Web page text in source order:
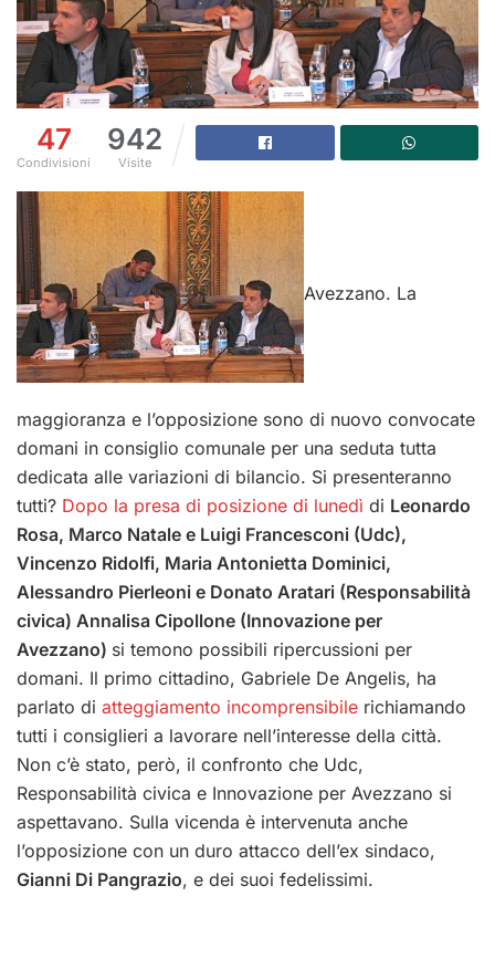
47
Condivisioni
942
Visite
Avezzano. La
maggioranza e l’opposizione sono di nuovo convocate
domani in consiglio comunale per una seduta tutta
dedicata alle variazioni di bilancio. Si presenteranno
tutti? Dopo la presa di posizione di lunedì di Leonardo
Rosa, Marco Natale e Luigi Francesconi (Udc),
Vincenzo Ridolfi, Maria Antonietta Dominici,
Alessandro Pierleoni e Donato Aratari (Responsabilità
civica) Annalisa Cipollone (Innovazione per
Avezzano) si temono possibili ripercussioni per
domani. Il primo cittadino, Gabriele De Angelis, ha
parlato di atteggiamento incomprensibile richiamando
tutti i consiglieri a lavorare nell’interesse della città.
Non c’è stato, però, il confronto che Udc,
Responsabilità civica e Innovazione per Avezzano si
aspettavano. Sulla vicenda è intervenuta anche
l’opposizione con un duro attacco dell’ex sindaco,
Gianni Di Pangrazio, e dei suoi fedelissimi.